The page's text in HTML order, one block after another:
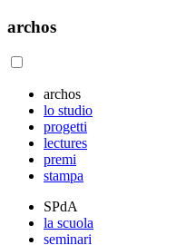
archos
archos
lo studio
progetti
lectures
premi
stampa
SPdA
la scuola
seminari